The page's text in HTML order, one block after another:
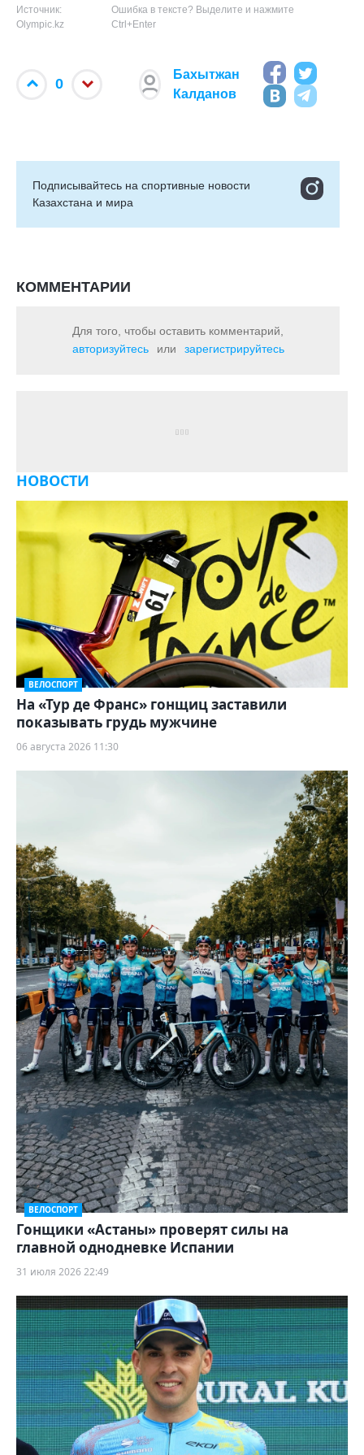
Источник:
Olympic.kz
Ошибка в тексте? Выделите и нажмите
Ctrl+Enter
0
Бахытжан
Калданов
Подписывайтесь на cпортивные новости
Казахстана и мира
КОММЕНТАРИИ
Для того, чтобы оставить комментарий,
авторизуйтесь
или зарегистрируйтесь
НОВОСТИ
ВЕЛОСПОРТ
На «Тур де Франс» гонщиц заставили
показывать грудь мужчине
06 августа 2026 11:30
ВЕЛОСПОРТ
Гонщики «Астаны» проверят силы на
главной однодневке Испании
31 июля 2026 22:49